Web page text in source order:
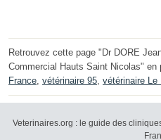
Retrouvez cette page "Dr DORE
Commercial Hauts Saint Nicolas" en
France, vétérinaire 95, vétérinaire Le
Veterinaires.org : le guide des